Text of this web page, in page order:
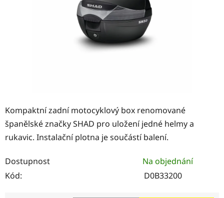
Kompaktní zadní motocyklový box renomované
španělské značky SHAD pro uložení jedné helmy a
rukavic. Instalační plotna je součástí balení.
Dostupnost
Na objednání
Kód:
D0B33200